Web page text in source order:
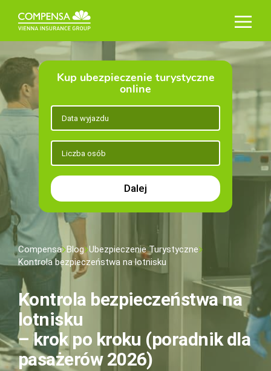
Kup ubezpieczenie turystyczne
online
Dalej
Compensa Blog Ubezpieczenie Turystyczne
Kontrola bezpieczeństwa na lotnisku
Kontrola bezpieczeństwa na
lotnisku
– krok po kroku (poradnik dla
pasażerów 2026)